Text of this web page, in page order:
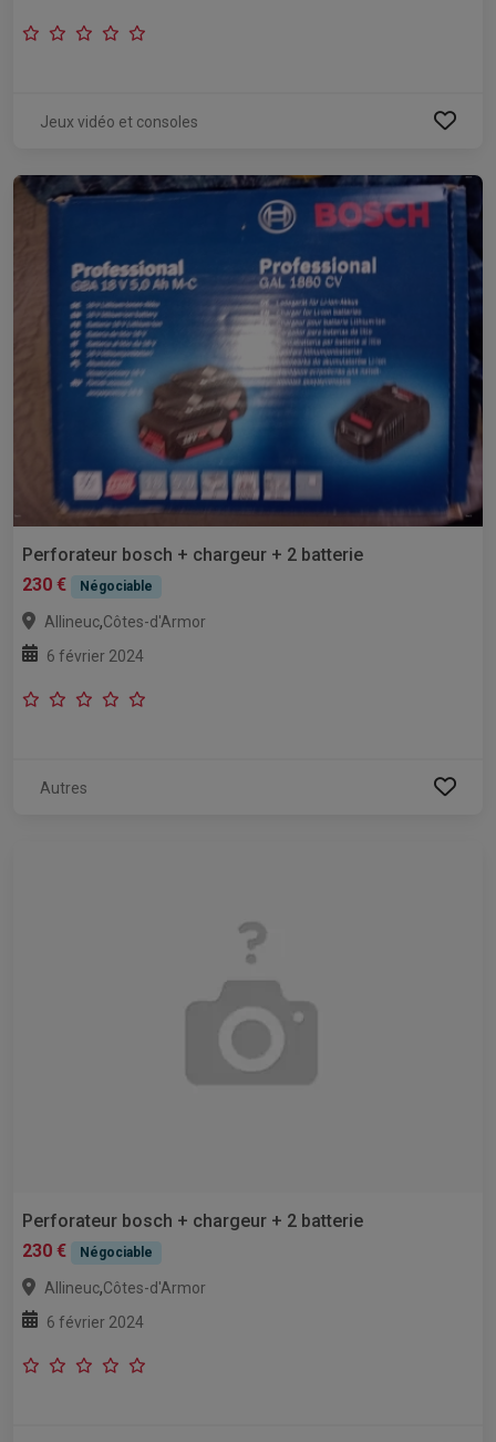
Jeux vidéo et consoles
Perforateur bosch + chargeur + 2 batterie
230 €
Négociable
Allineuc,Côtes-d'Armor
6 février 2024
Autres
Perforateur bosch + chargeur + 2 batterie
230 €
Négociable
Allineuc,Côtes-d'Armor
6 février 2024